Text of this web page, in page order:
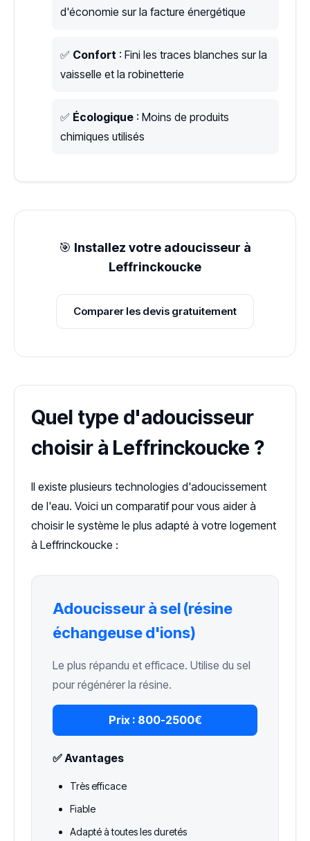
d'économie sur la facture énergétique
✅ Confort : Fini les traces blanches sur la
vaisselle et la robinetterie
✅ Écologique : Moins de produits
chimiques utilisés
🎯 Installez votre adoucisseur à
Leffrinckoucke
Comparer les devis gratuitement
Quel type d'adoucisseur
choisir à Leffrinckoucke ?
Il existe plusieurs technologies d'adoucissement
de l'eau. Voici un comparatif pour vous aider à
choisir le système le plus adapté à votre logement
à Leffrinckoucke :
Adoucisseur à sel (résine
échangeuse d'ions)
Le plus répandu et efficace. Utilise du sel
pour régénérer la résine.
Prix : 800-2500€
✅ Avantages
Très efficace
Fiable
Adapté à toutes les duretés